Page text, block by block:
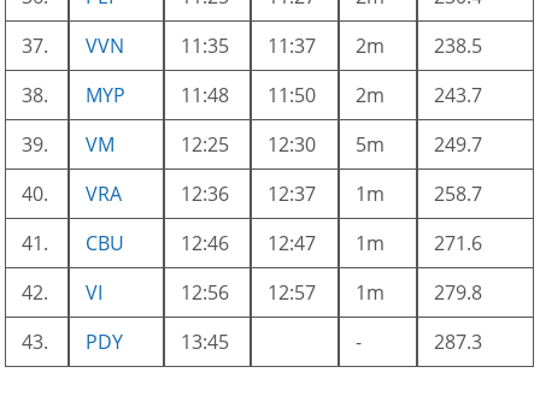
37.
VVN 11:35 11:37 2m
238.5
38.
MYP 11:48 11:50 2m
243.7
39.
VM 12:25 12:30 5m
249.7
40.
VRA 12:36 12:37 1m
258.7
41.
CBU 12:46 12:47 1m
271.6
42.
VI 12:56 12:57 1m
279.8
43.
PDY 13:45 - 287.3